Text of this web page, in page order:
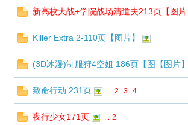
新高校大战+学院战场清道夫213页【图片
Killer Extra 2-110页【图片】
(3D冰漫)制服狩4空姐 186页【图【图片】
致命行动 231页 ... 2 3 4
夜行少女171页 ... 2